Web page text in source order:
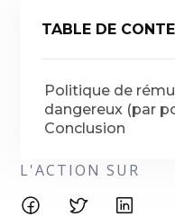
TABLE DE
Politique de
dangereux (par
Conclusion
L'ACTION SUR